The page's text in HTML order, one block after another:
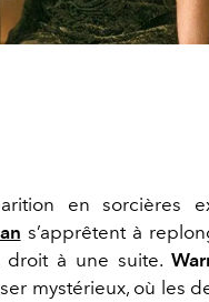
en sorcières
s’apprêtent à
droit à une suite.
mystérieux, où les